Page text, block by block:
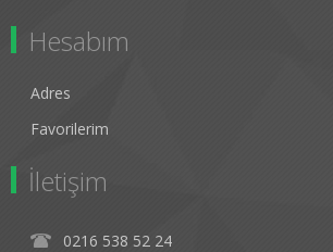
Hesabım
Adres
Favorilerim
İletişim
0216 538 52 24